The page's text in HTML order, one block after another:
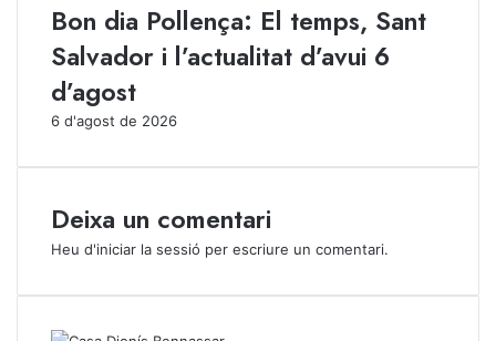
ç
Bon dia Pollença: El temps, Sant
Salvador i l’actualitat d’avui 6
d’agost
6 d'agost de 2026
Deixa un comentari
Heu d'iniciar la sessió per escriure un comentari.